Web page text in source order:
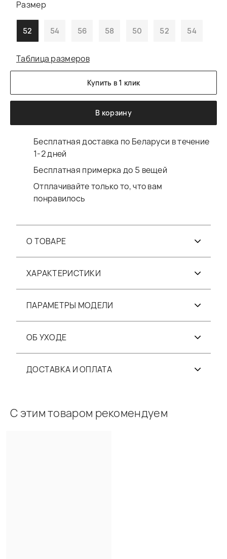
Размер
52 54 56 58 50 52 54
Таблица размеров
Купить в 1 клик
В корзину
Бесплатная доставка по Беларуси в течение
1-2 дней
Бесплатная примерка до 5 вещей
Отплачивайте только то, что вам
понравилось
О ТОВАРЕ
ХАРАКТЕРИСТИКИ
ПАРАМЕТРЫ МОДЕЛИ
ОБ УХОДЕ
ДОСТАВКА И ОПЛАТА
С этим товаром рекомендуем